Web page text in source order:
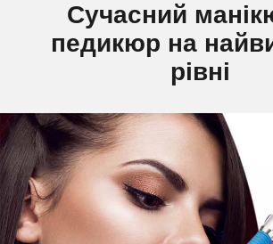
Сучасний
педикюр на
рівні